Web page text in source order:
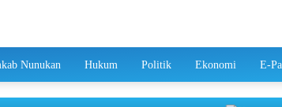
Nunukan Hukum Politik Ekonomi E-